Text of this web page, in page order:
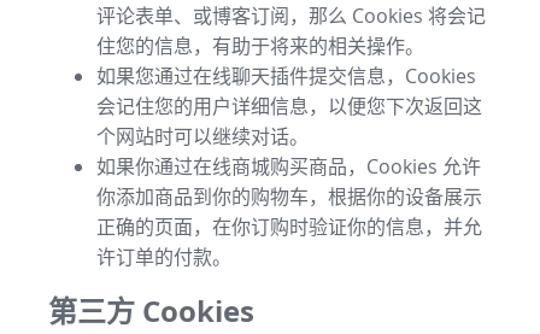
评论表单、或博客订阅，那么 Cookies 将会记
住您的信息，有助于将来的相关操作。
如果您通过在线聊天插件提交信息，Cookies
会记住您的用户详细信息，以便您下次返回这
个网站时可以继续对话。
如果你通过在线商城购买商品，Cookies 允许
你添加商品到你的购物车，根据你的设备展示
正确的页面，在你订购时验证你的信息，并允
许订单的付款。
第三方 Cookies